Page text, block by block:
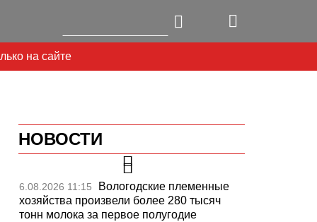
на сайте
НОВОСТИ
6.08.2026 11:15
Вологодские племенные
хозяйства произвели более 280 тысяч
тонн молока за первое полугодие